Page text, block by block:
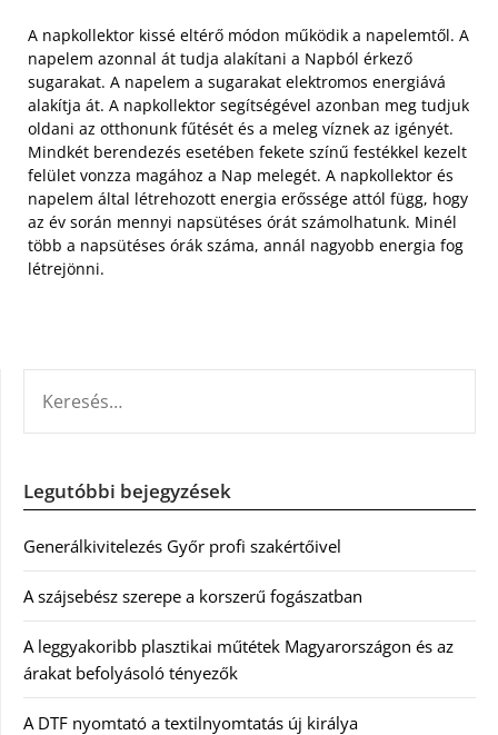
A napkollektor kissé eltérő módon működik a napelemtől. A
napelem azonnal át tudja alakítani a Napból érkező
sugarakat. A napelem a sugarakat elektromos energiává
alakítja át. A napkollektor segítségével azonban meg tudjuk
oldani az otthonunk fűtését és a meleg víznek az igényét.
Mindkét berendezés esetében fekete színű festékkel kezelt
felület vonzza magához a Nap melegét. A napkollektor és
napelem által létrehozott energia erőssége attól függ, hogy
az év során mennyi napsütéses órát számolhatunk. Minél
több a napsütéses órák száma, annál nagyobb energia fog
létrejönni.
Legutóbbi bejegyzések
Generálkivitelezés Győr profi szakértőivel
A szájsebész szerepe a korszerű fogászatban
A leggyakoribb plasztikai műtétek Magyarországon és az
árakat befolyásoló tényezők
A DTF nyomtató a textilnyomtatás új királya